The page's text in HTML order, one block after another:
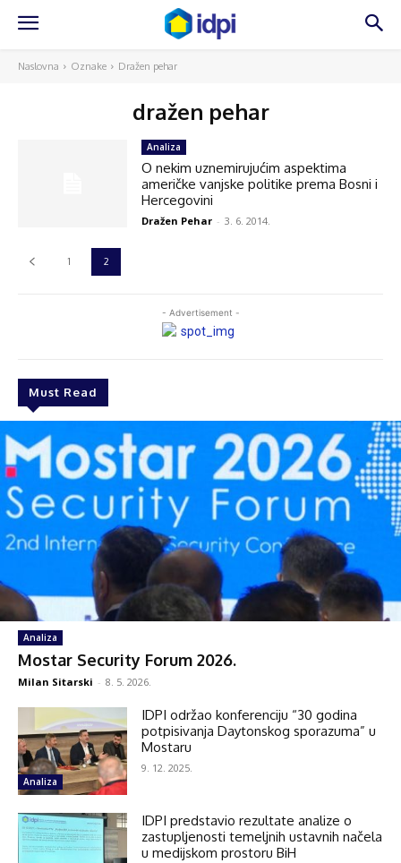
Naslovna Oznake Dražen pehar
dražen pehar
- Advertisement -
Must Read
Analiza
Mostar Security Forum 2026.
Milan Sitarski - 8. 5. 2026.
Analiza
IDPI održao konferenciju “30 godina
potpisivanja Daytonskog sporazuma” u
Mostaru
9. 12. 2025.
IDPI predstavio rezultate analize o
zastupljenosti temeljnih ustavnih načela
u medijskom prostoru BiH
Analiza
O nekim uznemirujućim aspektima
američke vanjske politike prema Bosni i
Hercegovini
Dražen Pehar - 3. 6. 2014.
1 2